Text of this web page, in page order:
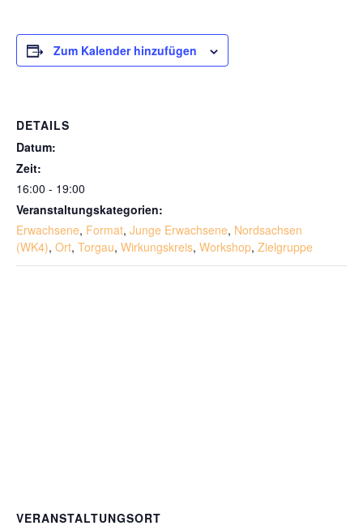
Zum Kalender hinzufügen
DETAILS
Datum:
Zeit:
16:00 - 19:00
Veranstaltungskategorien:
Erwachsene, Format, Junge Erwachsene, Nordsachsen
(WK4), Ort, Torgau, Wirkungskreis, Workshop, Zielgruppe
VERANSTALTUNGSORT